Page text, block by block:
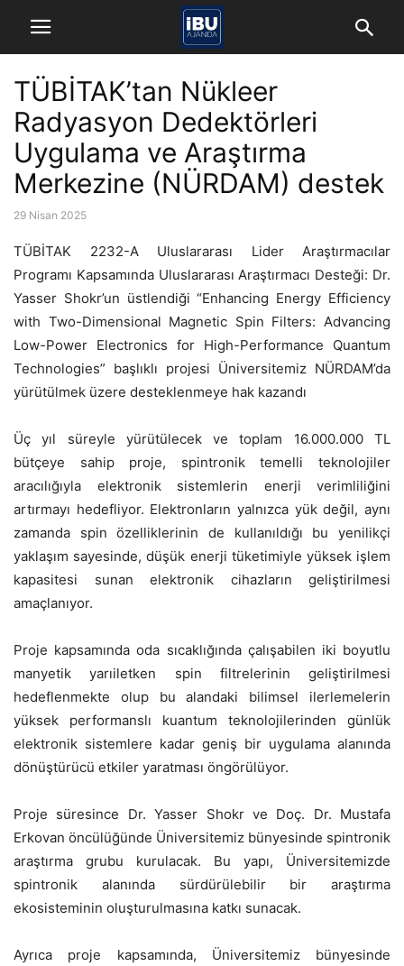
TÜBİTAK’tan Nükleer
Radyasyon Dedektörleri
Uygulama ve Araştırma
Merkezine (NÜRDAM) destek
29 Nisan 2025
TÜBİTAK 2232-A Uluslararası Lider Araştırmacılar
Programı Kapsamında Uluslararası Araştırmacı Desteği: Dr.
Yasser Shokr’un üstlendiği “Enhancing Energy Efficiency
with Two-Dimensional Magnetic Spin Filters: Advancing
Low-Power Electronics for High-Performance Quantum
Technologies” başlıklı projesi Üniversitemiz NÜRDAM’da
yürütülmek üzere desteklenmeye hak kazandı
Üç yıl süreyle yürütülecek ve toplam 16.000.000 TL
bütçeye sahip proje, spintronik temelli teknolojiler
aracılığıyla elektronik sistemlerin enerji verimliliğini
artırmayı hedefliyor. Elektronların yalnızca yük değil, aynı
zamanda spin özelliklerinin de kullanıldığı bu yenilikçi
yaklaşım sayesinde, düşük enerji tüketimiyle yüksek işlem
kapasitesi sunan elektronik cihazların geliştirilmesi
amaçlanıyor.
Proje kapsamında oda sıcaklığında çalışabilen iki boyutlu
manyetik yarıiletken spin filtrelerinin geliştirilmesi
hedeflenmekte olup bu alandaki bilimsel ilerlemelerin
yüksek performanslı kuantum teknolojilerinden günlük
elektronik sistemlere kadar geniş bir uygulama alanında
dönüştürücü etkiler yaratması öngörülüyor.
Proje süresince Dr. Yasser Shokr ve Doç. Dr. Mustafa
Erkovan öncülüğünde Üniversitemiz bünyesinde spintronik
araştırma grubu kurulacak. Bu yapı, Üniversitemizde
spintronik alanında sürdürülebilir bir araştırma
ekosisteminin oluşturulmasına katkı sunacak.
Ayrıca proje kapsamında, Üniversitemiz bünyesinde